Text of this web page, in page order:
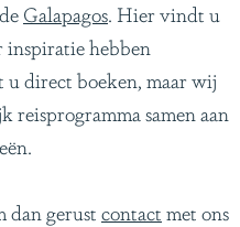
Galapagos. Hier vindt u
hebben
u direct boeken, maar wij
reisprogramma samen aan
dan gerustcontactmet ons